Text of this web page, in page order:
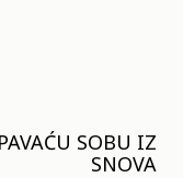
SOBU IZ
SNOVA